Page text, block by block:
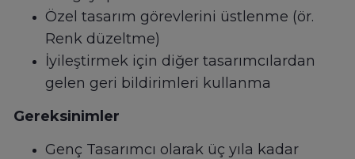
Özel tasarım görevlerini üstlenme (ör.
Renk düzeltme)
İyileştirmek için diğer tasarımcılardan
gelen geri bildirimleri kullanma
Gereksinimler
Genç Tasarımcı olarak üç yıla kadar